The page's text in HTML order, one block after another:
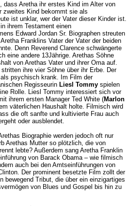
dass Aretha ihr erstes Kind im Alter von
zweites Kind bekommt sie als
ist unklar, wer der Vater dieser Kinder ist.
ihrem Testament einen
Edward Jordan Sr. Biographen streuten
Franklins Vater der Vater der beiden
Denn Reverend Clarence schwängerte
eine andere 13Jährige. Arethas Söhne
von Arethas Vater und ihrer Oma auf.
ihre vier Söhne über ihr Erbe. Der
psychisch krank. Im Film der
Regisseurin Liesl Tommyspielen
Rolle. Liesl Tommy interessiert sich vor
ihrem ersten Manager Ted White (Marlon
väterlichen Haushalt holte. Filmisch wird
die oft sanfte und kultivierte Frau auch
oder ausblendet.
Biographie werden jedoch oft nur
Arethas Mutter so plötzlich, die von
lebte? Außerdem sang Aretha Franklin
von Barack Obama – wie filmisch
auch bei den Amtseinführungen von
Der prominent besetzte Film zollt der
bewegend Tribut, die über ein einzigartiges
von Blues und Gospel bis hin zu